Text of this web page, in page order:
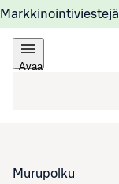
Markkinointiviestejä
Avaa
Murupolku